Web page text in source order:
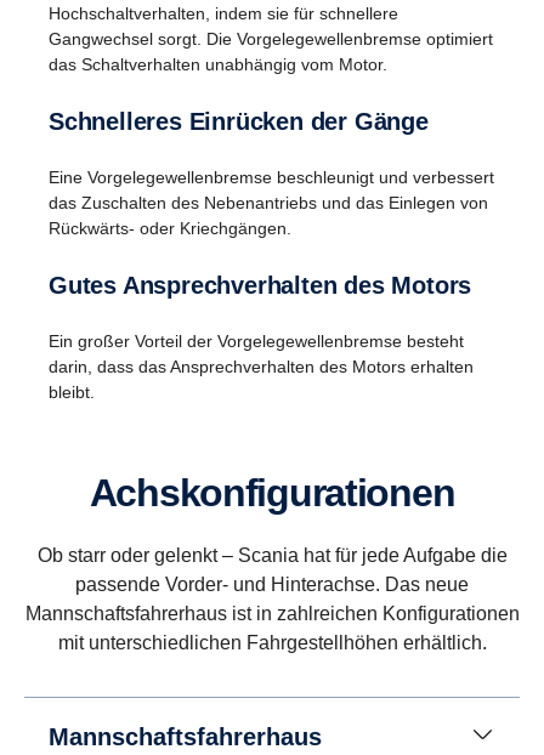
verwendet. Diese Lösung ermöglicht acht Gänge
von bis zu 54 km/h. (Dies ist zum Beispiel dann
nützlich, wenn Kipper über längere Strecken
zurücksetzen müssen.)
Hochschaltverhalten, indem sie für schnellere
Gangwechsel sorgt. Die Vorgelegewellenbremse optimiert
das Schaltverhalten unabhängig vom Motor.
Schnelleres Einrücken der Gänge
Eine Vorgelegewellenbremse beschleunigt und verbessert
das Zuschalten des Nebenantriebs und das Einlegen von
Rückwärts- oder Kriechgängen.
Gutes Ansprechverhalten des Motors
Ein großer Vorteil der Vorgelegewellenbremse besteht
darin, dass das Ansprechverhalten des Motors erhalten
bleibt.
Achskonfigurationen
Ob starr oder gelenkt – Scania hat für jede Aufgabe die
passende Vorder- und Hinterachse. Das neue
Mannschaftsfahrerhaus ist in zahlreichen Konfigurationen
mit unterschiedlichen Fahrgestellhöhen erhältlich.
Mannschaftsfahrerhaus